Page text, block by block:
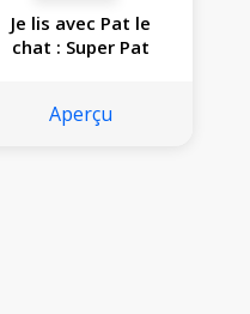
Je lis avec Pat le
chat : Super Pat
Aperçu